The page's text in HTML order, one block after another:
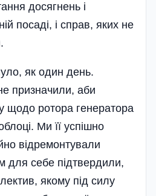
досягнень і
посаді, і справ, яких не
як один день.
призначили, аби
щодо ротора генератора
Ми її успішно
відремонтували
для себе підтвердили,
якому під силу